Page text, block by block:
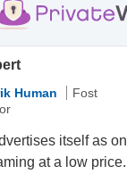
Human
Fost
itself as
at a low